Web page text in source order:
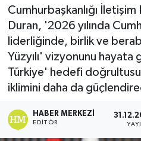
Cumhurbaşkanlığı İletişim
Duran, '2026 yılında
liderliğinde, birlik ve
Yüzyılı' vizyonunu
Türkiye' hedefi
iklimini daha da
HABER MERKEZI
EDITÖR
Gordion